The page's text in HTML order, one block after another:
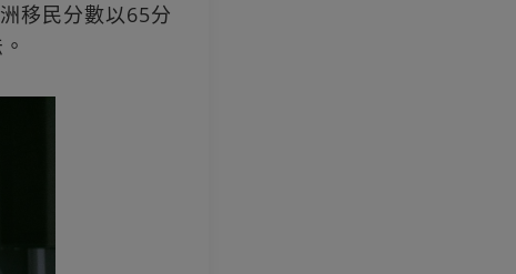
移民分數以65分